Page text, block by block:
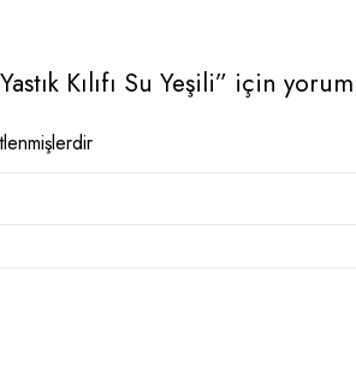
Kılıfı Su Yeşili” için